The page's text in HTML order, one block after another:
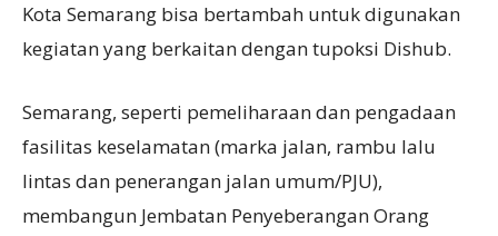
Kota Semarang bisa bertambah untuk digunakan
kegiatan yang berkaitan dengan tupoksi Dishub.
Semarang, seperti pemeliharaan dan pengadaan
fasilitas keselamatan (marka jalan, rambu lalu
lintas dan penerangan jalan umum/PJU),
membangun Jembatan Penyeberangan Orang